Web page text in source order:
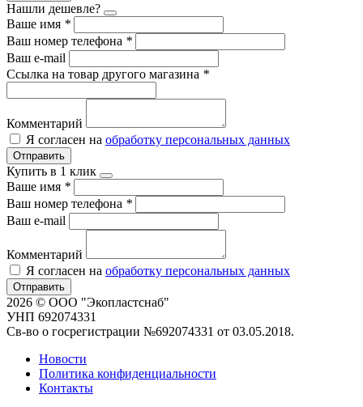
Нашли дешевле?
Ваше имя *
Ваш номер телефона *
Ваш e-mail
Ссылка на товар другого магазина *
Комментарий
Я согласен на обработку персональных данных
Отправить
Купить в 1 клик
Ваше имя *
Ваш номер телефона *
Ваш e-mail
Комментарий
Я согласен на обработку персональных данных
Отправить
2026 © ООО "Экопластснаб"
УНП 692074331
Св-во о госрегистрации №692074331 от 03.05.2018.
Новости
Политика конфиденциальности
Контакты